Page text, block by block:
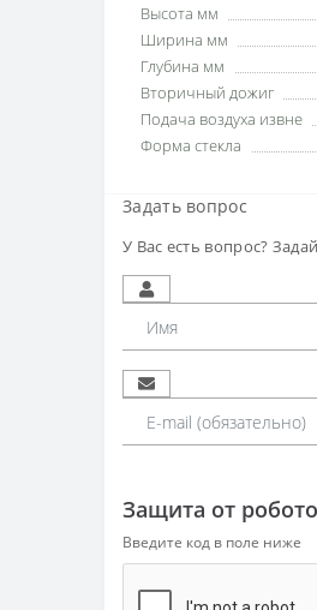
Высота мм
Ширина мм
Глубина мм
Вторичный дожиг
Подача воздуха извне
Форма стекла
Задать вопрос
У Вас есть вопрос?
Защита от
Введите код в поле ниже